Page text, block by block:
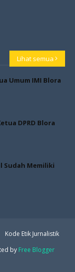
Lihat semua
Umum IMI Blora
DPRD Blora
Sudah Memiliki
Kode Etik Jurnalistik
by Free Blogger